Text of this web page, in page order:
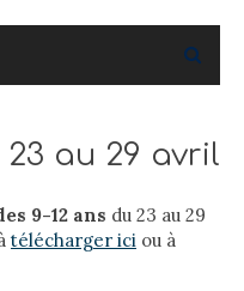
au 29 avril
9-12 ans du 23 au 29
télécharger ici ou à